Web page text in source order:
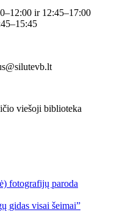
ir 12:45–17:00
viešoji biblioteka
fotografijų paroda
gidas visai šeimai”